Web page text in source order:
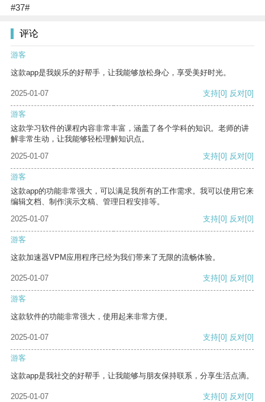
#37#
评论
游客
这款app是我娱乐的好帮手，让我能够放松身心，享受美好时光。
2025-01-07 支持[0] 反对[0]
游客
这款学习软件的课程内容非常丰富，涵盖了各个学科的知识。老师的讲
解非常生动，让我能够轻松理解知识点。
2025-01-07
支持[0] 反对[0]
游客
这款app的功能非常强大，可以满足我所有的工作需求。我可以使用它来
编辑文档、制作演示文稿、管理日程安排等。
2025-01-07
支持[0] 反对[0]
游客
这款加速器VPM应用程序已经为我们带来了无限的流畅体验。
2025-01-07 支持[0] 反对[0]
游客
这款软件的功能非常强大，使用起来非常方便。
2025-01-07 支持[0] 反对[0]
游客
这款app是我社交的好帮手，让我能够与朋友保持联系，分享生活点滴。
2025-01-07 支持[0] 反对[0]